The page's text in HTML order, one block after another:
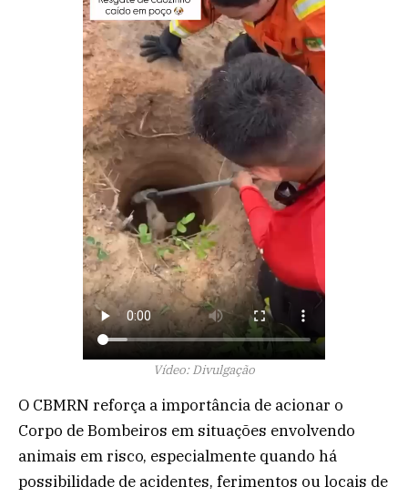
Vídeo: Divulgação
O CBMRN reforça a importância de acionar o
Corpo de Bombeiros em situações envolvendo
animais em risco, especialmente quando há
possibilidade de acidentes, ferimentos ou locais de